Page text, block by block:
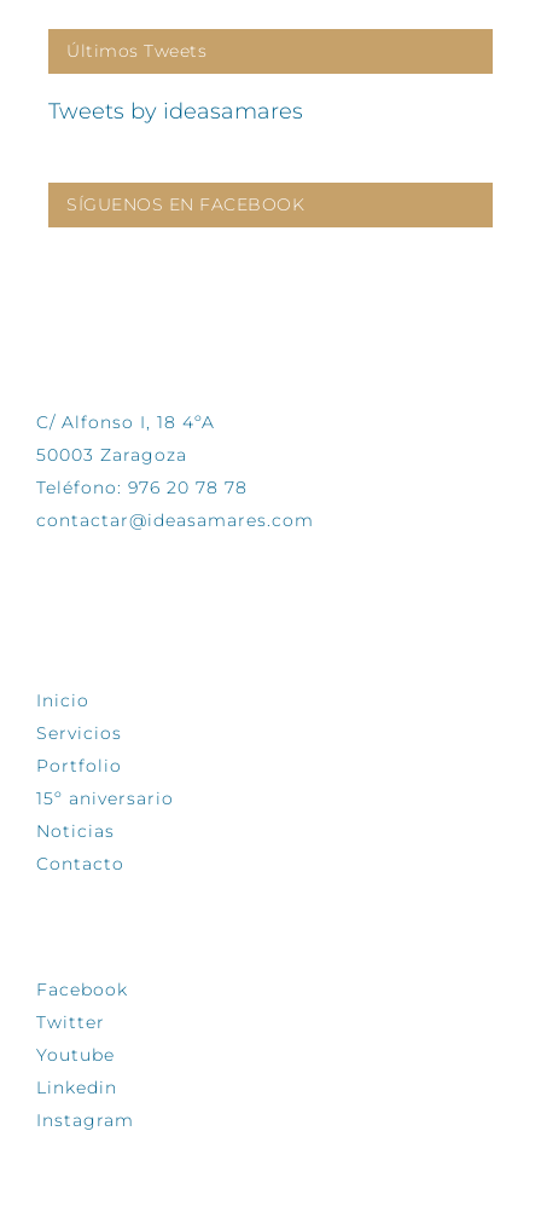
Últimos Tweets
Tweets by ideasamares
SÍGUENOS EN FACEBOOK
C/ Alfonso I, 18 4ºA
50003 Zaragoza
Teléfono: 976 20 78 78
contactar@ideasamares.com
Inicio
Servicios
Portfolio
15º aniversario
Noticias
Contacto
Facebook
Twitter
Youtube
Linkedin
Instagram